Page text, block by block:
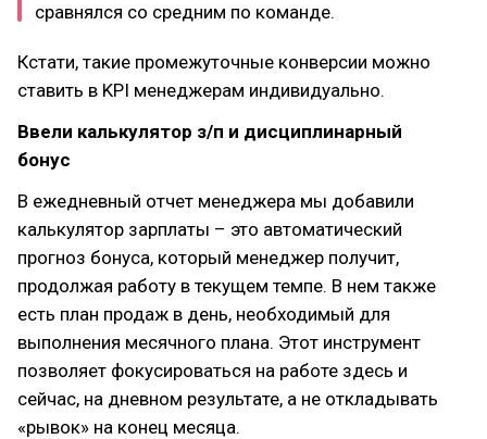
сравнялся со средним по команде.
Кстати, такие промежуточные конверсии можно
ставить в KPI менеджерам индивидуально.
Ввели калькулятор з/п и дисциплинарный
бонус
В ежедневный отчет менеджера мы добавили
калькулятор зарплаты – это автоматический
прогноз бонуса, который менеджер получит,
продолжая работу в текущем темпе. В нем также
есть план продаж в день, необходимый для
выполнения месячного плана. Этот инструмент
позволяет фокусироваться на работе здесь и
сейчас, на дневном результате, а не откладывать
«рывок» на конец месяца.